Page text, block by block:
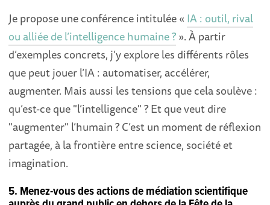
Je propose une conférence intitulée « IA : outil, rival
ou alliée de l’intelligence humaine ?». À partir
d’exemples concrets, j’y explore les différents rôles
que peut jouer l’IA : automatiser, accélérer,
augmenter. Mais aussi les tensions que cela soulève :
qu’est-ce que "l’intelligence" ? Et que veut dire
"augmenter" l’humain ? C’est un moment de réflexion
partagée, à la frontière entre science, société et
imagination.
5. Menez-vous des actions de médiation scientifique